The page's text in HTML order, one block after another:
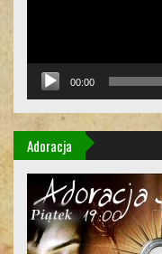
00:00
Adoracja